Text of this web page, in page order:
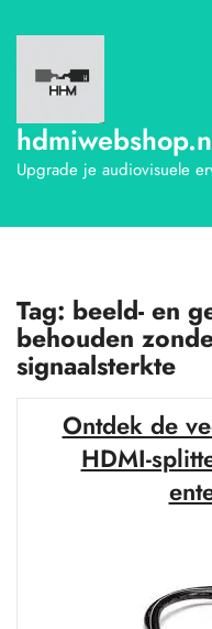
naar
inhoud
Upgrade je audiovisuele
Tag: beeld- en
behouden
signaalsterkte
Ontdek de
HDMI-